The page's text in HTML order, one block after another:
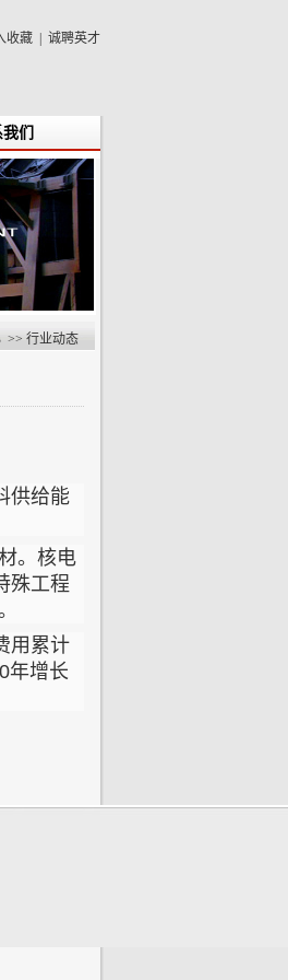
收藏 诚聘英才
们
>> 行业动态
供给能
。核电
殊工程
用累计
年增长